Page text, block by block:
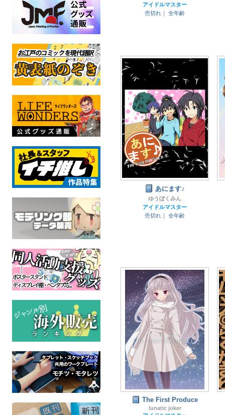
アイドルマスター
売切れ｜
全年齢
あにます♪
ゆうぼくみん
アイドルマスター
売切れ｜
全年齢
The First Produce
lunatic joker